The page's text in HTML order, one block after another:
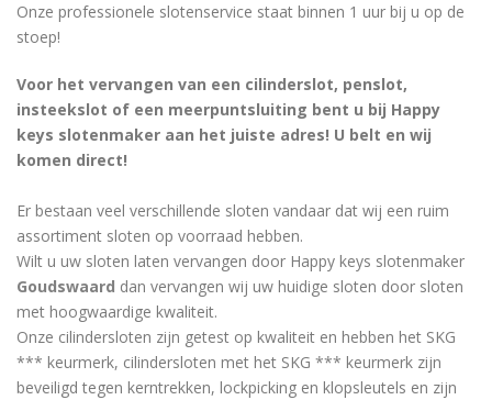
Onze professionele slotenservice staat binnen 1 uur bij u op de
stoep!
Voor het vervangen van een cilinderslot, penslot,
insteekslot of een meerpuntsluiting bent u bij Happy
keys slotenmaker aan het juiste adres! U belt en wij
komen direct!
Er bestaan ​​veel verschillende sloten vandaar dat wij een ruim
assortiment sloten op voorraad hebben.
Wilt u uw sloten laten vervangen door Happy keys slotenmaker
Goudswaard dan vervangen wij uw huidige sloten door sloten
met hoogwaardige kwaliteit.
Onze cilindersloten zijn getest op kwaliteit en hebben het SKG
*** keurmerk, cilindersloten met het SKG *** keurmerk zijn
beveiligd tegen kerntrekken, lockpicking en klopsleutels en zijn